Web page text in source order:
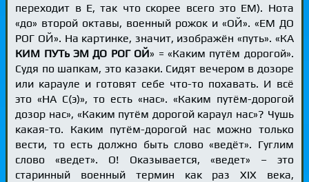
переходит в Е, так что скорее всего это ЕМ). Нота
«до» второй октавы, военный рожок и «ОЙ». «ЕМ ДО
РОГ ОЙ». На картинке, значит, изображён «путь». «КА
КИМ ПУТь ЭМ ДО РОГ ОЙ» = «Каким путём дорогой».
Судя по шапкам, это казаки. Сидят вечером в дозоре
или карауле и готовят себе что-то похавать. И всё
это «НА С(э)», то есть «нас». «Каким путём-дорогой
дозор нас», «Каким путём дорогой караул нас»? Чушь
какая-то. Каким путём-дорогой нас можно только
вести, то есть должно быть слово «ведёт». Гуглим
слово «ведет». О! Оказывается, «ведет» – это
старинный военный термин как раз XIX века,